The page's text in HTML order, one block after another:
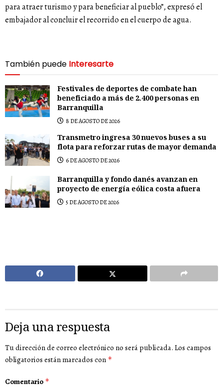
para atraer turismo y para beneficiar al pueblo”, expresó el
embajador al concluir el recorrido en el cuerpo de agua.
También puede Interesarte
Festivales de deportes de combate han
beneficiado a más de 2.400 personas en
Barranquilla
8 DE AGOSTO DE 2026
Transmetro ingresa 30 nuevos buses a su
flota para reforzar rutas de mayor demanda
6 DE AGOSTO DE 2026
Barranquilla y fondo danés avanzan en
proyecto de energía eólica costa afuera
5 DE AGOSTO DE 2026
Deja una respuesta
Tu dirección de correo electrónico no será publicada. Los campos
obligatorios están marcados con *
Comentario *